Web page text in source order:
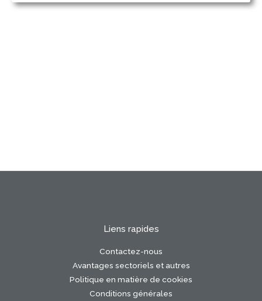
Liens rapides
Contactez-nous
Avantages sectoriels et autres
Politique en matière de cookies
Conditions générales